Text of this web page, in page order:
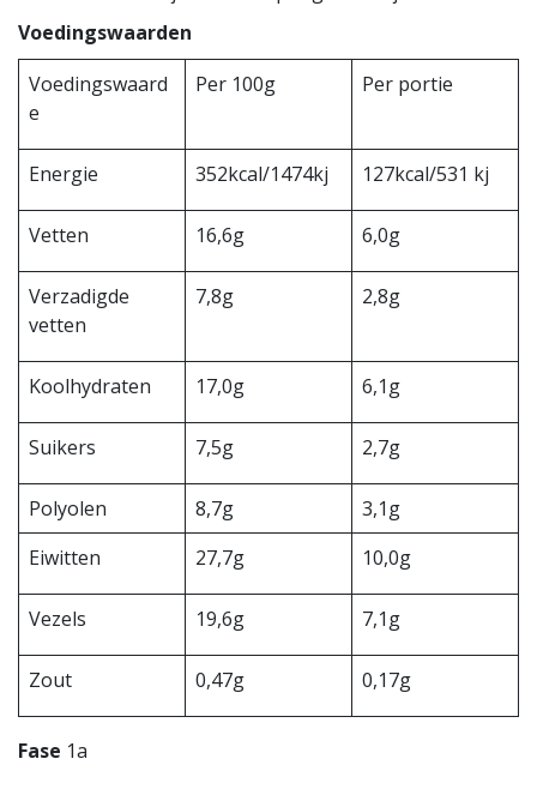
Voedingswaarden
Voedingswaard
e
Per 100g Per portie
Energie 352kcal/1474kj 127kcal/531 kj
Vetten 16,6g 6,0g
Verzadigde
vetten
7,8g 2,8g
Koolhydraten 17,0g 6,1g
Suikers 7,5g 2,7g
Polyolen 8,7g
3,1g
Eiwitten
27,7g 10,0g
Vezels 19,6g 7,1g
Zout 0,47g 0,17g
Fase 1a